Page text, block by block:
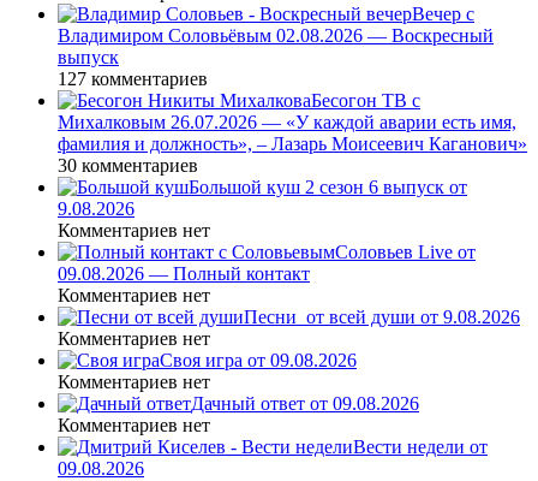
Вечер с
Владимиром Соловьёвым 02.08.2026 — Воскресный
выпуск
127 комментариев
Бесогон ТВ с
Михалковым 26.07.2026 — «У каждой аварии есть имя,
фамилия и должность», – Лазарь Моисеевич Каганович»
30 комментариев
Большой куш 2 сезон 6 выпуск от
9.08.2026
Комментариев нет
Соловьев Live от
09.08.2026 — Полный контакт
Комментариев нет
Песни_от всей души от 9.08.2026
Комментариев нет
Своя игра от 09.08.2026
Комментариев нет
Дачный ответ от 09.08.2026
Комментариев нет
Вести недели от
09.08.2026